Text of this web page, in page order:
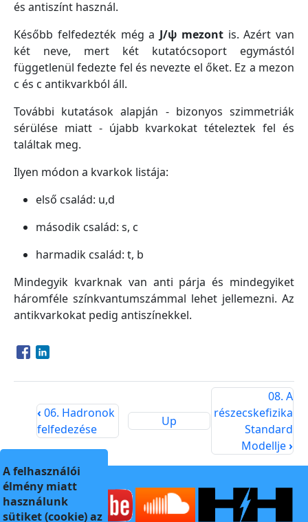
és antiszínt használ.
Később felfedezték még a J/ψ mezontis. Azért van
két neve, mert két kutatócsoport egymástól
függetlenül fedezte fel és nevezte el őket. Ez a mezon
c és c antikvarkból áll.
További kutatások alapján - bizonyos szimmetriák
sérülése miatt - újabb kvarkokat tételeztek fel és
találtak meg.
Ilyen módon a kvarkok listája:
első család: u,d
második család: s, c
harmadik család: t, b
Mindegyik kvarknak van anti párja és mindegyiket
háromféle színkvantumszámmal lehet jellemezni. Az
antikvarkokat pedig antiszínekkel.
Opens in a new window
Opens in a new window
‹ 06. Hadronok
felfedezése
Up
08. A
részecskefizika
Standard
Modellje›
A felhasználói
élmény miatt
használunk
sütiket (cookie) az